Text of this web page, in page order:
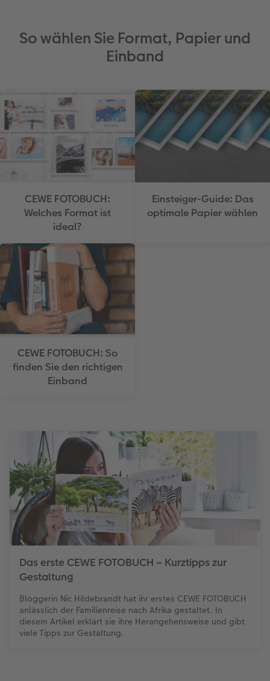
So wählen Sie Format, Papier und
Einband
CEWE FOTOBUCH:
Welches Format ist
ideal?
Einsteiger-Guide: Das
optimale Papier wählen
CEWE FOTOBUCH: So
finden Sie den richtigen
Einband
Das erste CEWE FOTOBUCH – Kurztipps zur
Gestaltung
Bloggerin Nic Hildebrandt hat ihr erstes CEWE FOTOBUCH
anlässlich der Familienreise nach Afrika gestaltet. In
diesem Artikel erklärt sie ihre Herangehensweise und gibt
viele Tipps zur Gestaltung.